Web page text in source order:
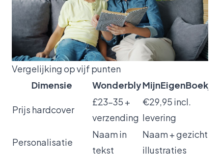
Vergelijking op vijf punten
Dimensie
WonderblyMijnEigenBoekje
Prijs hardcover
£23-35 +
verzending
€29,95 incl.
levering
Personalisatie
Naam in
tekst
Naam + gezicht in
illustraties